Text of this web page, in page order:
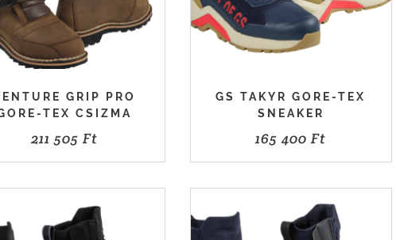
GRIP PRO
TEX CSIZMA
211 505 Ft
GS TAKYR GORE-TEX
SNEAKER
165 400Ft